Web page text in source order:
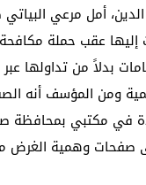
أمل مرعي البياتي
عقب حملة مكافحة
بدلاً من تداولها
ومن المؤسف أنه
في مكتبي
صفحات وهمية